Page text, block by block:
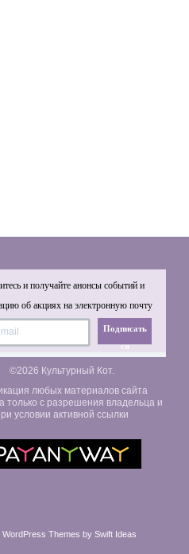
и получайте анонсы событий и
об акциях на электронную почту
Подписать
ся
©2026 Культурный Кот.
любых материалов сайта
только с разрешения владельца и
условии активной ссылки
WordPress Themes by Swift Ideas